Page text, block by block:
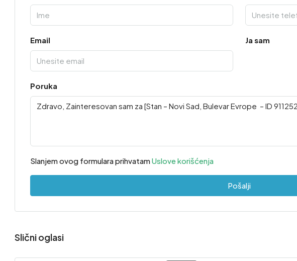
Email Ja sam
Poruka
Slanjem ovog formulara prihvatamUslove korišćenja
Pošalji
Slični oglasi